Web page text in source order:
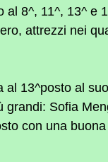
al 8^, 11^, 13^ e
attrezzi nei
al 13^posto al
grandi: Sofia
con una